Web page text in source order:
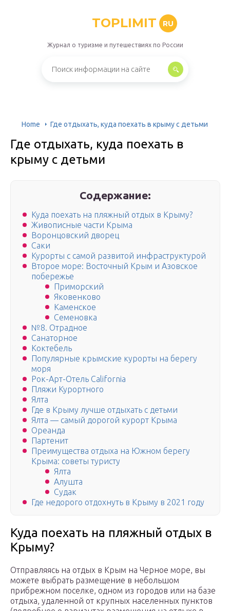
TOPLIMIT RU
Журнал о туризме и путешествиях по России
Home Где отдыхать, куда поехать в крыму с детьми
Где отдыхать, куда поехать в
крыму с детьми
Содержание:
Куда поехать на пляжный отдых в Крыму?
Живописные части Крыма
Воронцовский дворец
Саки
Курорты с самой развитой инфраструктурой
Второе море: Восточный Крым и Азовское
побережье
Приморский
Яковенково
Каменское
Семеновка
№8. Отрадное
Санаторное
Коктебель
Популярные крымские курорты на берегу
моря
Рок-Арт-Отель California
Пляжи Курортного
Ялта
Где в Крыму лучше отдыхать с детьми
Ялта — самый дорогой курорт Крыма
Ореанда
Партенит
Преимущества отдыха на Южном берегу
Крыма: советы туристу
Ялта
Алушта
Судак
Где недорого отдохнуть в Крыму в 2021 году
Куда поехать на пляжный отдых в
Крыму?
Отправляясь на отдых в Крым на Черное море, вы
можете выбрать размещение в небольшом
прибрежном поселке, одном из городов или на базе
отдыха, удаленной от крупных населенных пунктов